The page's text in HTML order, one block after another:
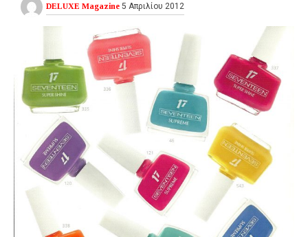
DELUXE Magazine 5 Απριλίου 2012